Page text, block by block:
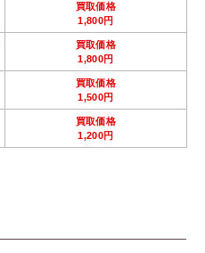
買取価格
1,800円
買取価格
1,800円
買取価格
1,500円
買取価格
1,200円